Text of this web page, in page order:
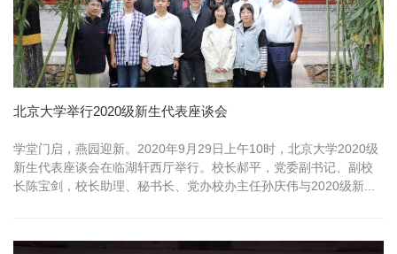
北京大学举行2020级新生代表座谈会
学堂门启，燕园迎新。2020年9月29日上午10时，北京大学2020级
新生代表座谈会在临湖轩西厅举行。校长郝平，党委副书记、副校
长陈宝剑，校长助理、秘书长、党办校办主任孙庆伟与2020级新...